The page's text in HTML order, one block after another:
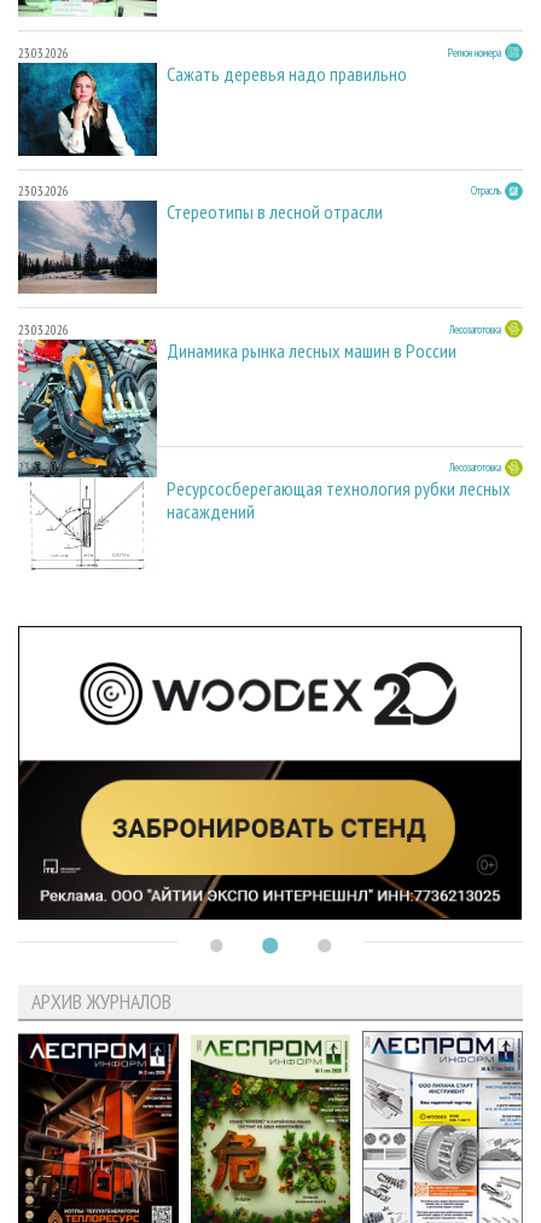
23.03.2026 Регион номера
Сажать деревья надо правильно
23.03.2026 Отрасль
Стереотипы в лесной отрасли
23.03.2026 Лесозаготовка
Динамика рынка лесных машин в России
23.03.2026 Лесозаготовка
Ресурсосберегающая технология рубки лесных
насаждений
АРХИВ ЖУРНАЛОВ